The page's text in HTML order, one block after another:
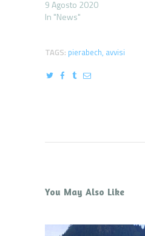
9 Agosto 2020
In "News"
TAGS: pierabech, avvisi
You May Also Like